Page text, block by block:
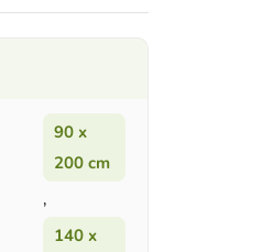
90 x
200 cm
,
140 x